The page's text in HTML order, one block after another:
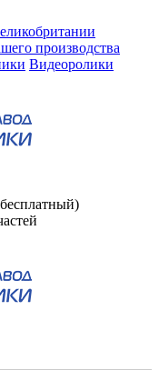
производства
Видеоролики